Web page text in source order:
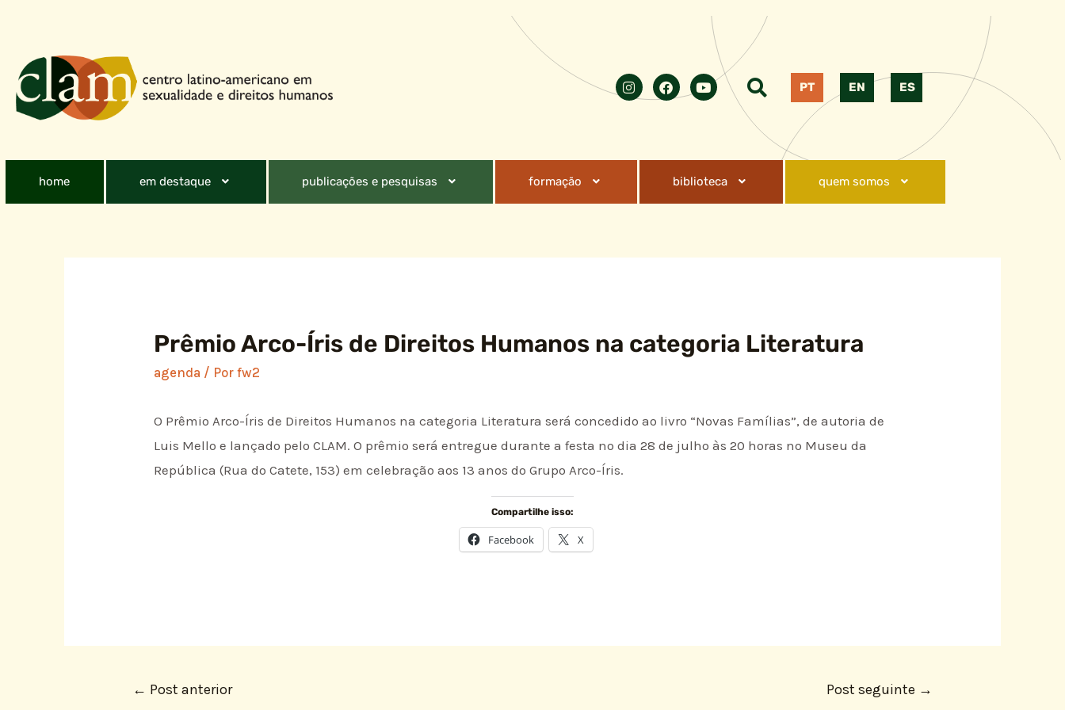
PT EN ES
home em destaque publicações e pesquisas formação biblioteca quem somos
Prêmio Arco-Íris de Direitos Humanos na categoria Literatura
agenda / Porfw2
O Prêmio Arco-Íris de Direitos Humanos na categoria Literatura será concedido ao livro “Novas Famílias”, de autoria de
Luis Mello e lançado pelo CLAM. O prêmio será entregue durante a festa no dia 28 de julho às 20 horas no Museu da
República (Rua do Catete, 153) em celebração aos 13 anos do Grupo Arco-Íris.
Compartilhe isso:
Facebook X
← Post anterior Post seguinte →